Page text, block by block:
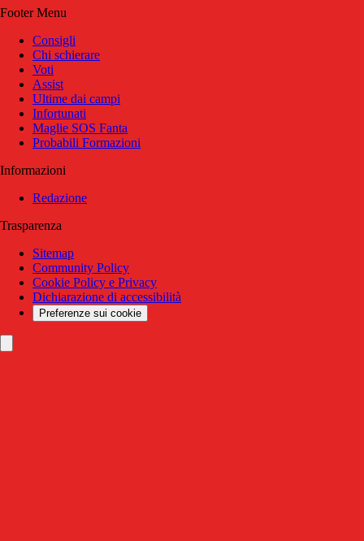
Footer Menu
Consigli
Chi schierare
Voti
Assist
Ultime dai campi
Infortunati
Maglie SOS Fanta
Probabili Formazioni
Informazioni
Redazione
Trasparenza
Sitemap
Community Policy
Cookie Policy e Privacy
Dichiarazione di accessibilità
Preferenze sui cookie